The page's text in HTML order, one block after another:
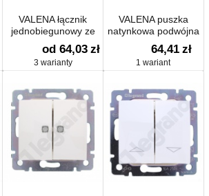
VALENA łącznik
jednobiegunowy ze
wskaźnikiem
przepływu prądu
od 64,03 zł
3 warianty
VALENA puszka
natynkowa podwójna
64,41 zł
1 wariant